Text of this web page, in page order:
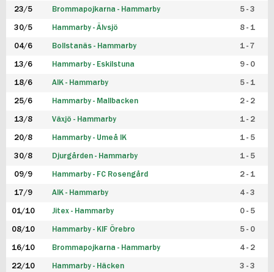
23/5 Brommapojkarna - Hammarby 5 - 3
30/5 Hammarby - Älvsjö 8 - 1
04/6 Bollstanäs - Hammarby 1 - 7
13/6 Hammarby - Eskilstuna 9 - 0
18/6 AIK - Hammarby 5 - 1
25/6 Hammarby - Mallbacken 2 - 2
13/8 Växjö - Hammarby 1 - 2
20/8 Hammarby - Umeå IK 1 - 5
30/8 Djurgården - Hammarby 1 - 5
09/9 Hammarby - FC Rosengård 2 - 1
17/9 AIK - Hammarby 4 - 3
01/10 Jitex - Hammarby 0 - 5
08/10 Hammarby - KIF Örebro 5 - 0
16/10 Brommapojkarna - Hammarby 4 - 2
22/10 Hammarby - Häcken 3 - 3